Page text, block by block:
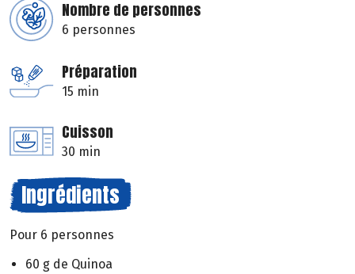
Nombre de personnes
6 personnes
Préparation
15 min
Cuisson
30 min
Ingrédients
Pour 6 personnes
60 g de Quinoa